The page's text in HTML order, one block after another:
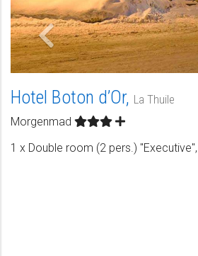
Hotel Boton d’Or, La Thuile
Morgenmad
1 x Double room (2 pers.)